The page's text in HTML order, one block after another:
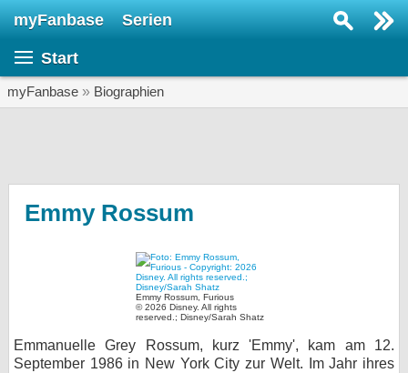
myFanbase Serien
Start
myFanbase » Biographien
Emmy Rossum
Emmy Rossum, Furious
© 2026 Disney. All rights
reserved.; Disney/Sarah Shatz
Emmanuelle Grey Rossum, kurz 'Emmy', kam am 12.
September 1986 in New York City zur Welt. Im Jahr ihres
KULTUR
Specials
SERVICE
Gewinnspiele